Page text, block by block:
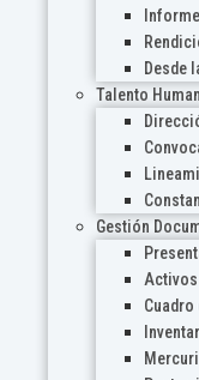
Desde
Talento
Gestión